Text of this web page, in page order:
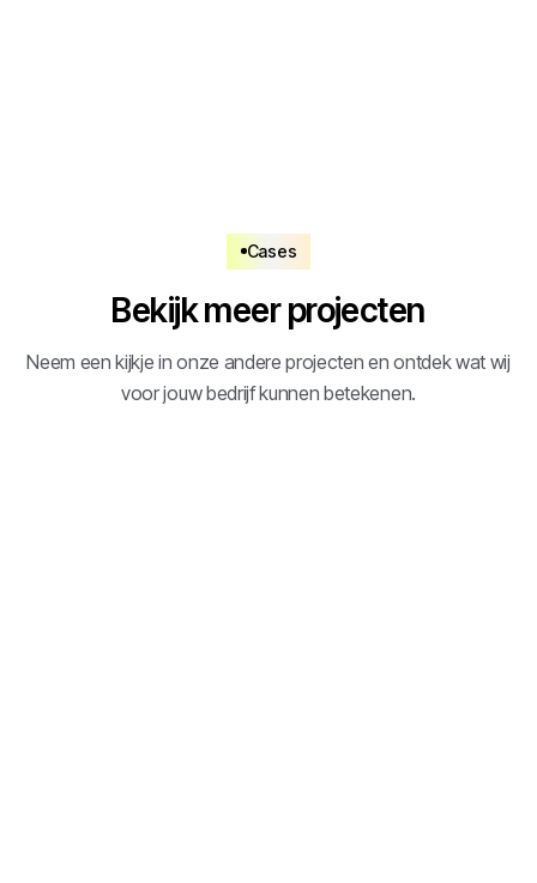
Cases
Bekijk meer projecten
Neem een kijkje in onze andere projecten en ontdek wat wij
voor jouw bedrijf kunnen betekenen.